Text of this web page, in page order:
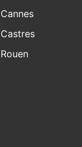
Cannes
Castres
Rouen